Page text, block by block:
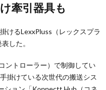
牽引器具も
けるLexxPluss（レックスプラ
した。
ントローラー）で制御してい
掛けている次世代の搬送シス